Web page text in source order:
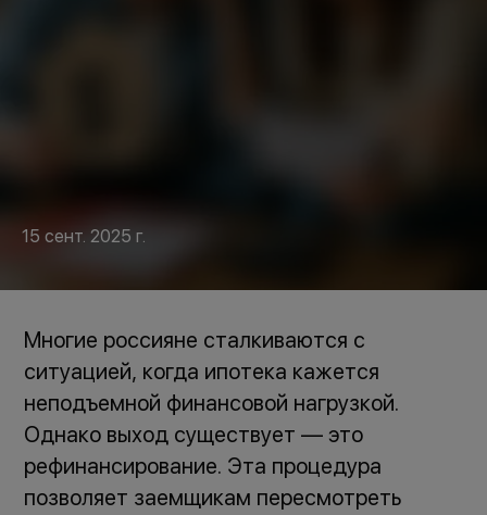
15 сент. 2025 г.
Многие россияне сталкиваются с
ситуацией, когда ипотека кажется
неподъемной финансовой нагрузкой.
Однако выход существует — это
рефинансирование. Эта процедура
позволяет заемщикам пересмотреть